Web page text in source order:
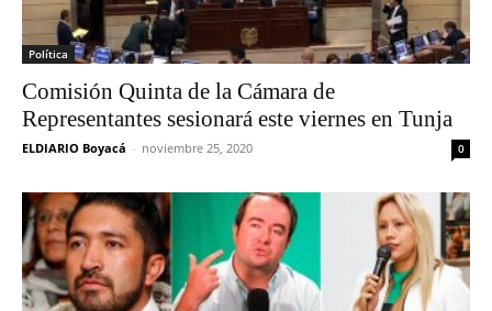
Política
Comisión Quinta de la Cámara de
Representantes sesionará este viernes en Tunja
ELDIARIO Boyacá - noviembre 25, 2020 0